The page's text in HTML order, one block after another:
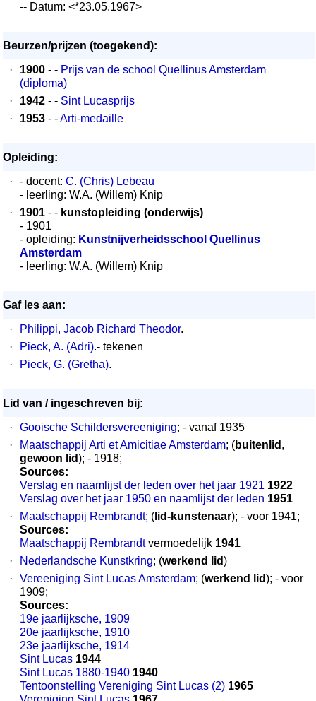
-- Datum: <*23.05.1967>
Beurzen/prijzen (toegekend):
·
1900 - - Prijs van de school Quellinus Amsterdam
(diploma)
·
1942 - - Sint Lucasprijs
·
1953 - -Arti-medaille
Opleiding:
·
- docent: C. (Chris) Lebeau
- leerling: W.A. (Willem) Knip
·
1901 - - kunstopleiding (onderwijs)
- 1901
- opleiding: Kunstnijverheidsschool Quellinus
Amsterdam
- leerling: W.A. (Willem) Knip
Gaf les aan:
·
Philippi, Jacob Richard Theodor.
·
Pieck, A. (Adri).- tekenen
·
Pieck, G. (Gretha).
Lid van / ingeschreven bij:
·
Gooische Schildersvereeniging; - vanaf 1935
·
Maatschappij Arti et Amicitiae Amsterdam; (buitenlid ,
gewoon lid); - 1918;
Sources:
Verslag en naamlijst der leden over het jaar 1921 1922
Verslag over het jaar 1950 en naamlijst der leden 1951
·
Maatschappij Rembrandt; ( lid-kunstenaar); - voor 1941;
Sources:
Maatschappij Rembrandtvermoedelijk 1941
·
Nederlandsche Kunstkring; (werkend lid)
·
Vereeniging Sint Lucas Amsterdam; (werkend lid); - voor
1909;
Sources:
19e jaarlijksche, 1909
20e jaarlijksche, 1910
23e jaarlijksche, 1914
Sint Lucas 1944
Sint Lucas 1880-1940 1940
Tentoonstelling Vereniging Sint Lucas (2) 1965